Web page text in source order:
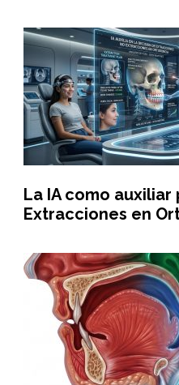
La IA como
Extracciones en